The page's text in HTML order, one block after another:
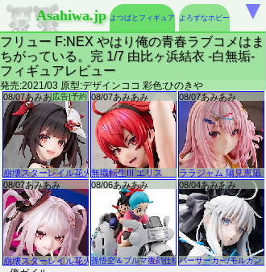
Asahiwa.jp よつばとフィギュア よろずなホビー
フリュー F:NEX やはり俺の青春ラブコメはま
ちがっている。完 1/7 由比ヶ浜結衣 -白無垢-
フィギュアレビュー
発売:2021/03 原型:デザインココ 彩色:ひのきや
▼